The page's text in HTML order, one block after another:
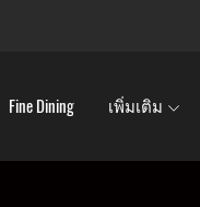
Fine Dining เพิ่มเติม